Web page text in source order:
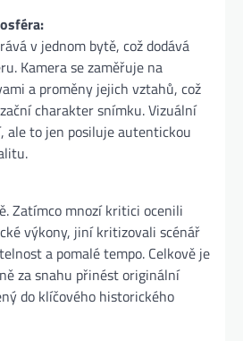
v jednom bytě, což dodává
Kamera se zaměřuje na
a proměny jejich vztahů, což
charakter snímku. Vizuální
ale to jen posiluje autentickou
Zatímco mnozí kritici ocenili
výkony, jiní kritizovali scénář
a pomalé tempo. Celkově je
za snahu přinést originální
do klíčového historického